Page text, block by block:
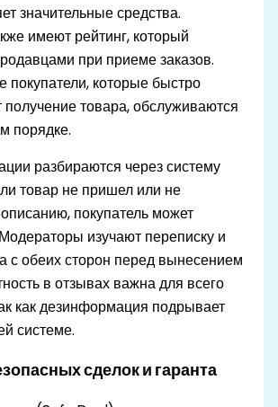
значительные средства.
имеют рейтинг, который
при приеме заказов.
покупатели, которые быстро
товара, обслуживаются
порядке.
разбираются через систему
товар не пришел или не
описанию, покупатель может
изучают переписку и
с обеих сторон перед вынесением
в отзывах важна для всего
как дезинформация подрывает
системе.
сделок и гаранта